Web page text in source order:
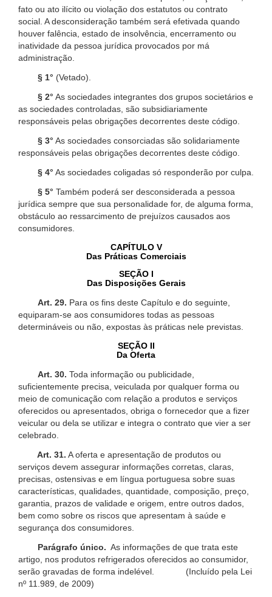
fato ou ato ilícito ou violação dos estatutos ou contrato
social. A desconsideração também será efetivada quando
houver falência, estado de insolvência, encerramento ou
inatividade da pessoa jurídica provocados por má
administração.
§ 1° (Vetado).
§ 2° As sociedades integrantes dos grupos societários e
as sociedades controladas, são subsidiariamente
responsáveis pelas obrigações decorrentes deste código.
§ 3° As sociedades consorciadas são solidariamente
responsáveis pelas obrigações decorrentes deste código.
§ 4° As sociedades coligadas só responderão por culpa.
§ 5° Também poderá ser desconsiderada a pessoa
jurídica sempre que sua personalidade for, de alguma forma,
obstáculo ao ressarcimento de prejuízos causados aos
consumidores.
CAPÍTULO V
Das Práticas Comerciais
SEÇÃO I
Das Disposições Gerais
Art. 29. Para os fins deste Capítulo e do seguinte,
equiparam-se aos consumidores todas as pessoas
determináveis ou não, expostas às práticas nele previstas.
SEÇÃO II
Da Oferta
Art. 30. Toda informação ou publicidade,
suficientemente precisa, veiculada por qualquer forma ou
meio de comunicação com relação a produtos e serviços
oferecidos ou apresentados, obriga o fornecedor que a fizer
veicular ou dela se utilizar e integra o contrato que vier a ser
celebrado.
Art. 31. A oferta e apresentação de produtos ou
serviços devem assegurar informações corretas, claras,
precisas, ostensivas e em língua portuguesa sobre suas
características, qualidades, quantidade, composição, preço,
garantia, prazos de validade e origem, entre outros dados,
bem como sobre os riscos que apresentam à saúde e
segurança dos consumidores.
Parágrafo único. As informações de que trata este
artigo, nos produtos refrigerados oferecidos ao consumidor,
serão gravadas de forma indelével. (Incluído pela Lei
nº 11.989, de 2009)